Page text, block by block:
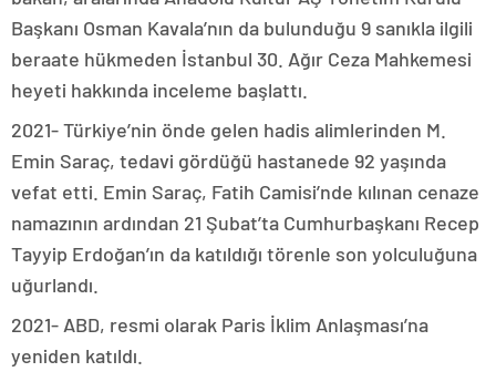
Başkanı Osman Kavala’nın da bulunduğu 9 sanıkla ilgili
beraate hükmeden İstanbul 30. Ağır Ceza Mahkemesi
heyeti hakkında inceleme başlattı.
2021- Türkiye’nin önde gelen hadis alimlerinden M.
Emin Saraç, tedavi gördüğü hastanede 92 yaşında
vefat etti. Emin Saraç, Fatih Camisi’nde kılınan cenaze
namazının ardından 21 Şubat’ta Cumhurbaşkanı Recep
Tayyip Erdoğan’ın da katıldığı törenle son yolculuğuna
uğurlandı.
2021- ABD, resmi olarak Paris İklim Anlaşması’na
yeniden katıldı.